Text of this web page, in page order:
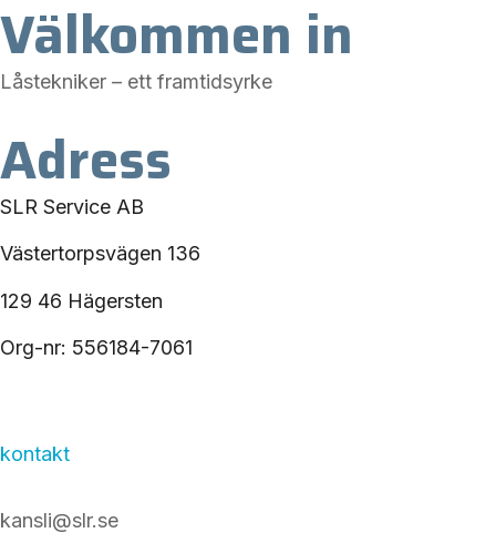
Välkommen in
Låstekniker – ett framtidsyrke
Adress
SLR Service AB
Västertorpsvägen 136
129 46 Hägersten
Org-nr: 556184-7061
kontakt
kansli@slr.se